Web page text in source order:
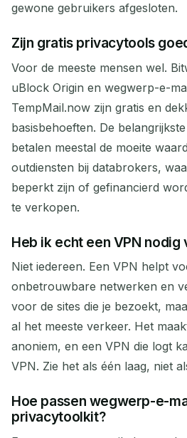
gewone gebruikers afgesloten.
Zijn gratis privacytools
Voor de meeste mensen wel.
uBlock Origin en wegwerp-e-
TempMail.now zijn gratis en
basisbehoeften. De
betalen meestal de moeite
outdiensten bij databrokers,
beperkt zijn of gefinancierd
te verkopen.
Heb ik echt een VPN nodig
Niet iedereen. Een VPN helpt
onbetrouwbare netwerken en
voor de sites die je bezoekt,
al het meeste verkeer. Het
anoniem, en een VPN die logt
VPN. Zie het als één laag, niet
Hoe passen wegwerp-e-
privacytoolkit?